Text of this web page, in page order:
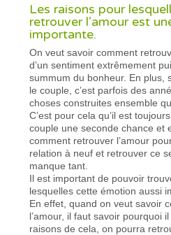
Les raisons pour
retrouver l’amour est
importante.
On veut savoir comment
d’un sentiment extrêmement
summum du bonheur. En plus,
le couple, c’est parfois des
choses construites ensemble
C’est pour cela qu’il est
couple une seconde chance et
comment retrouver l’amour
relation à neuf et retrouver ce
manque tant.
Il est important de pouvoir
lesquelles cette émotion aussi
En effet, quand on veut savoir
l’amour, il faut savoir pourquoi
raisons de cela, on pourra